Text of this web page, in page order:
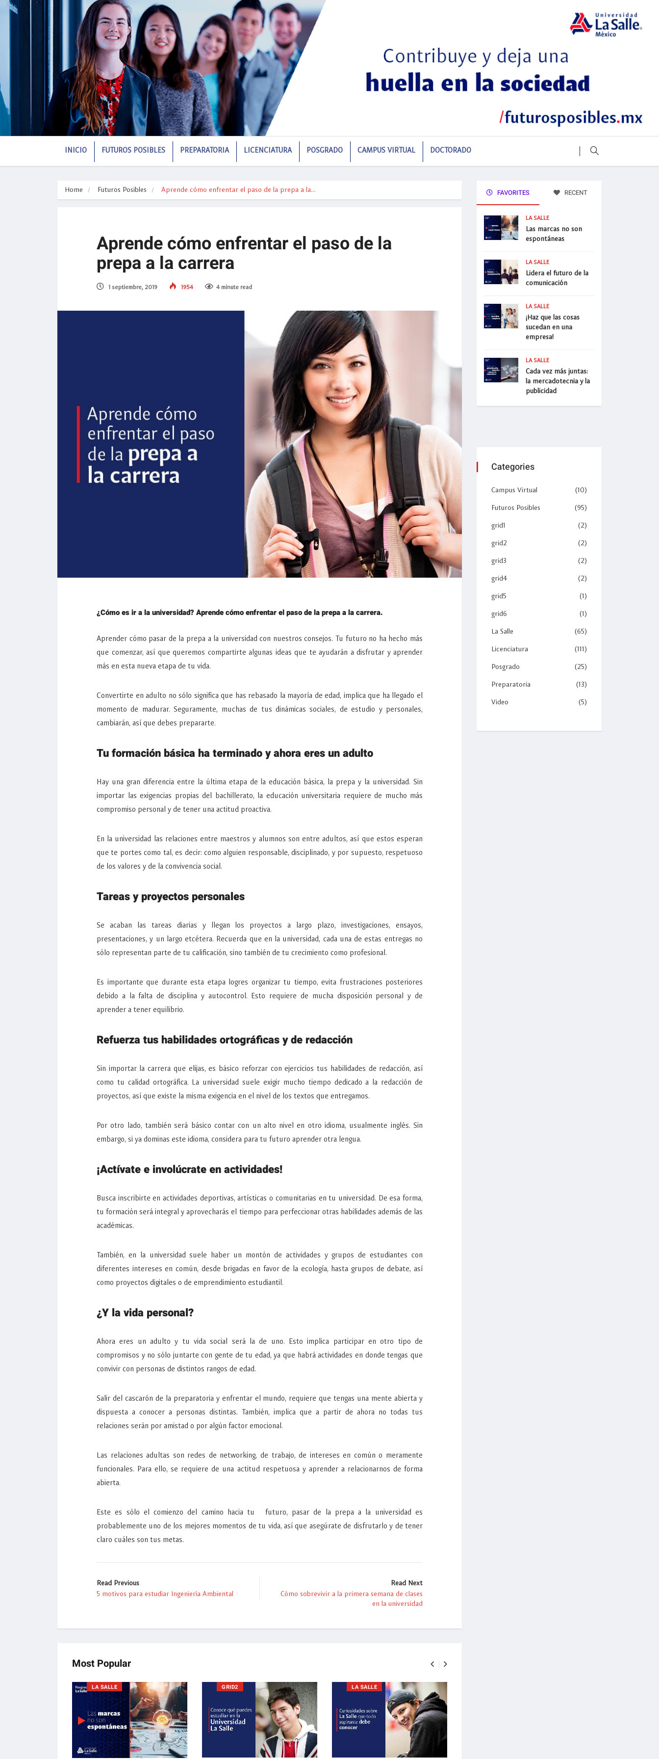
INICIO FUTUROS POSIBLES PREPARATORIA LICENCIATURA POSGRADO CAMPUS VIRTUAL DOCTORADO
Home Futuros Posibles Aprende cómo enfrentar el paso de la prepa a la…
Aprende cómo enfrentar el paso de la
prepa a la carrera
1 septiembre, 2019 1954 4 minute read
¿Cómo es ir a la universidad? Aprende cómo enfrentar el paso de la prepa a la carrera.
Aprender cómo pasar de la prepa a la universidad con nuestros consejos. Tu futuro no ha hecho más
que comenzar, así que queremos compartirte algunas ideas que te ayudarán a disfrutar y aprender
más en esta nueva etapa de tu vida.
Convertirte en adulto no sólo significa que has rebasado la mayoría de edad, implica que ha llegado el
momento de madurar. Seguramente, muchas de tus dinámicas sociales, de estudio y personales,
cambiarán, así que debes prepararte.
Tu formación básica ha terminado y ahora eres un adulto
Hay una gran diferencia entre la última etapa de la educación básica, la prepa y la universidad. Sin
importar las exigencias propias del bachillerato, la educación universitaria requiere de mucho más
compromiso personal y de tener una actitud proactiva.
En la universidad las relaciones entre maestros y alumnos son entre adultos, así que estos esperan
que te portes como tal, es decir: como alguien responsable, disciplinado, y por supuesto, respetuoso
de los valores y de la convivencia social.
Tareas y proyectos personales
Se acaban las tareas diarias y llegan los proyectos a largo plazo, investigaciones, ensayos,
presentaciones, y un largo etcétera. Recuerda que en la universidad, cada una de estas entregas no
sólo representan parte de tu calificación, sino también de tu crecimiento como profesional.
Es importante que durante esta etapa logres organizar tu tiempo, evita frustraciones posteriores
debido a la falta de disciplina y autocontrol. Esto requiere de mucha disposición personal y de
aprender a tener equilibrio.
Refuerza tus habilidades ortográficas y de redacción
Sin importar la carrera que elijas, es básico reforzar con ejercicios tus habilidades de redacción, así
como tu calidad ortográfica. La universidad suele exigir mucho tiempo dedicado a la redacción de
proyectos, así que existe la misma exigencia en el nivel de los textos que entregamos.
Por otro lado, también será básico contar con un alto nivel en otro idioma, usualmente inglés. Sin
embargo, si ya dominas este idioma, considera para tu futuro aprender otra lengua.
¡Actívate e involúcrate en actividades!
Busca inscribirte en actividades deportivas, artísticas o comunitarias en tu universidad. De esa forma,
tu formación será integral y aprovecharás el tiempo para perfeccionar otras habilidades además de las
académicas.
También, en la universidad suele haber un montón de actividades y grupos de estudiantes con
diferentes intereses en común, desde brigadas en favor de la ecología, hasta grupos de debate, así
como proyectos digitales o de emprendimiento estudiantil.
¿Y la vida personal?
Ahora eres un adulto y tu vida social será la de uno. Esto implica participar en otro tipo de
compromisos y no sólo juntarte con gente de tu edad, ya que habrá actividades en donde tengas que
convivir con personas de distintos rangos de edad.
Salir del cascarón de la preparatoria y enfrentar el mundo, requiere que tengas una mente abierta y
dispuesta a conocer a personas distintas. También, implica que a partir de ahora no todas tus
relaciones serán por amistad o por algún factor emocional.
Las relaciones adultas son redes de networking, de trabajo, de intereses en común o meramente
funcionales. Para ello, se requiere de una actitud respetuosa y aprender a relacionarnos de forma
abierta.
Este es sólo el comienzo del camino hacia tu futuro, pasar de la prepa a la universidad es
probablemente uno de los mejores momentos de tu vida, así que asegúrate de disfrutarlo y de tener
claro cuáles son tus metas.
Read Previous
5 motivos para estudiar Ingeniería Ambiental
Read Next
Cómo sobrevivir a la primera semana de clases
en la universidad
Most Popular
LA SALLE GRID2 LA SALLE
FAVORITES RECENT
LA SALLE
Las marcas no son
espontáneas
LA SALLE
Lidera el futuro de la
comunicación
LA SALLE
¡Haz que las cosas
sucedan en una
empresa!
LA SALLE
Cada vez más juntas:
la mercadotecnia y la
publicidad
Categories
Campus Virtual (10)
Futuros Posibles (95)
grid1 (2)
grid2 (2)
grid3 (2)
grid4 (2)
grid5 (1)
grid6 (1)
La Salle (65)
Licenciatura (111)
Posgrado (25)
Preparatoria (13)
Video (5)